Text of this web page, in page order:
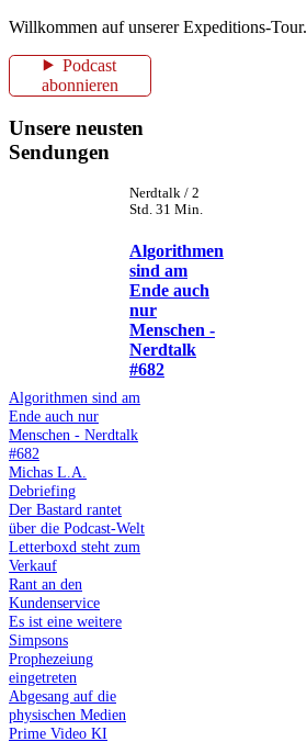
Willkommen auf unserer Expeditions-Tour.
Podcast
abonnieren
Unsere neusten
Sendungen
Nerdtalk / 2
Std. 31 Min.
Algorithmen
sind am
Ende auch
nur
Menschen -
Nerdtalk
#682
Algorithmen sind am
Ende auch nur
Menschen - Nerdtalk
#682
Michas L.A.
Debriefing
Der Bastard rantet
über die Podcast-Welt
Letterboxd steht zum
Verkauf
Rant an den
Kundenservice
Es ist eine weitere
Simpsons
Prophezeiung
eingetreten
Abgesang auf die
physischen Medien
Prime Video KI